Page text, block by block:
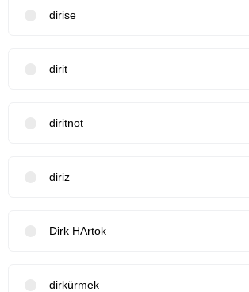
dirise
dirit
diritnot
diriz
Dirk HArtok
dirkürmek